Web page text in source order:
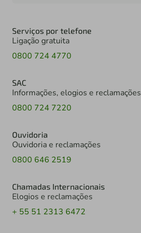
Serviços por telefone
Ligação gratuita
0800 724 4770
SAC
Informações, elogios e reclamações
0800 724 7220
Ouvidoria
Ouvidoria e reclamações
0800 646 2519
Chamadas Internacionais
Elogios e reclamações
+ 55 51 2313 6472